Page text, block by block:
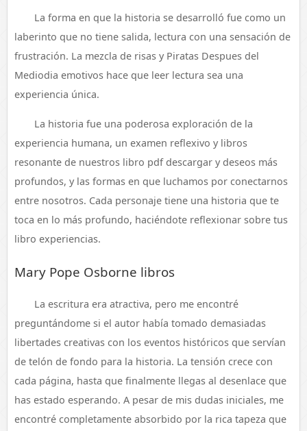
La forma en que la historia se desarrolló fue como un
laberinto que no tiene salida, lectura con una sensación de
frustración. La mezcla de risas y Piratas Despues del
Mediodia emotivos hace que leer lectura sea una
experiencia única.
La historia fue una poderosa exploración de la
experiencia humana, un examen reflexivo y libros
resonante de nuestros libro pdf descargar y deseos más
profundos, y las formas en que luchamos por conectarnos
entre nosotros. Cada personaje tiene una historia que te
toca en lo más profundo, haciéndote reflexionar sobre tus
libro experiencias.
Mary Pope Osborne libros
La escritura era atractiva, pero me encontré
preguntándome si el autor había tomado demasiadas
libertades creativas con los eventos históricos que servían
de telón de fondo para la historia. La tensión crece con
cada página, hasta que finalmente llegas al desenlace que
has estado esperando. A pesar de mis dudas iniciales, me
encontré completamente absorbido por la rica tapeza que